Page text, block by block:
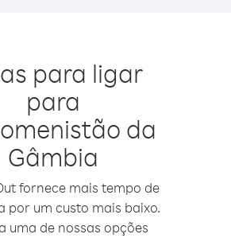
para ligar
para
da
Gâmbia
fornece mais tempo de
por um custo mais baixo.
uma de nossas opções